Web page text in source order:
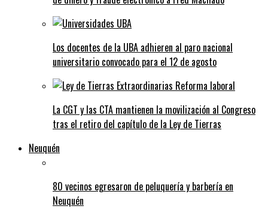
Los docentes de la UBA adhieren al paro nacional
universitario convocado para el 12 de agosto
La CGT y las CTA mantienen la movilización al Congreso
tras el retiro del capítulo de la Ley de Tierras
Neuquén
80 vecinos egresaron de peluquería y barbería en
Neuquén